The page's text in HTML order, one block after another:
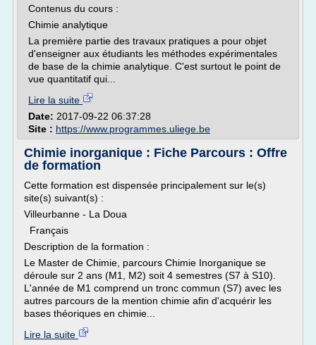
Contenus du cours :
Chimie analytique
La première partie des travaux pratiques a pour objet
d'enseigner aux étudiants les méthodes expérimentales
de base de la chimie analytique. C'est surtout le point de
vue quantitatif qui...
Lire la suite
Date: 2017-09-22 06:37:28
Site : https://www.programmes.uliege.be
Chimie inorganique : Fiche Parcours : Offre
de formation
Cette formation est dispensée principalement sur le(s)
site(s) suivant(s) :
Villeurbanne - La Doua
Français
Description de la formation :
Le Master de Chimie, parcours Chimie Inorganique se
déroule sur 2 ans (M1, M2) soit 4 semestres (S7 à S10).
L'année de M1 comprend un tronc commun (S7) avec les
autres parcours de la mention chimie afin d'acquérir les
bases théoriques en chimie...
Lire la suite